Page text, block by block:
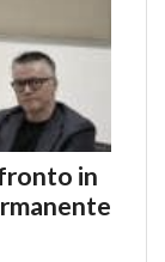
in